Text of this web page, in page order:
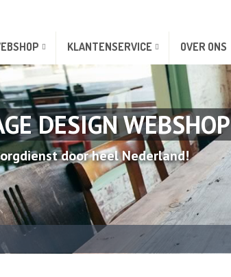
KLANTENSERVICE OVER ONS
DESIGN WEBSHOP
door heel Nederland!